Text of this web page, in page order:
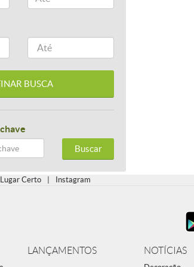
Buscar
Certo Instagram
LANÇAMENTOS NOTÍCIAS